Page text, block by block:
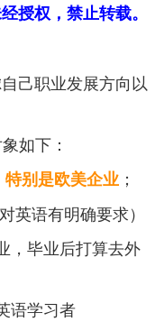
授权，禁止转载。
己职业发展方向以
如下：
特别是欧美企业 ；
语有明确要求）
毕业后打算去外
语学习者